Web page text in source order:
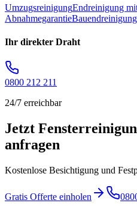
UmzugsreinigungEndreinigung
AbnahmegarantieBauendreinigung
Ihr direkter Draht
0800 212 211
24/7 erreichbar
Jetzt
anfragen
Kostenlose Besichtigung und
Gratis Offerte einholen